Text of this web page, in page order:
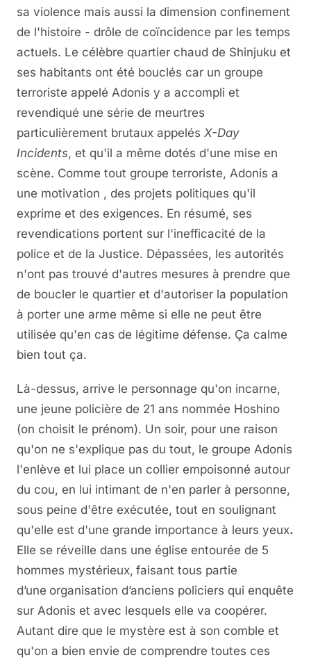
sa violence mais aussi la dimension confinement
de l'histoire - drôle de coïncidence par les temps
actuels. Le célèbre quartier chaud de Shinjuku et
ses habitants ont été bouclés car un groupe
terroriste appelé Adonis y a accompli et
revendiqué une série de meurtres
particulièrement brutaux appelés X-Day
Incidents, et qu'il a même dotés d'une mise en
scène. Comme tout groupe terroriste, Adonis a
une motivation , des projets politiques qu'il
exprime et des exigences. En résumé, ses
revendications portent sur l'inefficacité de la
police et de la Justice. Dépassées, les autorités
n'ont pas trouvé d'autres mesures à prendre que
de boucler le quartier et d'autoriser la population
à porter une arme même si elle ne peut être
utilisée qu'en cas de légitime défense. Ça calme
bien tout ça.
Là-dessus, arrive le personnage qu'on incarne,
une jeune policière de 21 ans nommée Hoshino
(on choisit le prénom). Un soir, pour une raison
qu'on ne s'explique pas du tout, le groupe Adonis
l'enlève et lui place un collier empoisonné autour
du cou, en lui intimant de n'en parler à personne,
sous peine d'être exécutée, tout en soulignant
qu'elle est d'une grande importance à leurs yeux.
Elle se réveille dans une église entourée de 5
hommes mystérieux, faisant tous partie
d’une organisation d’anciens policiers qui enquête
sur Adonis et avec lesquels elle va coopérer.
Autant dire que le mystère est à son comble et
qu'on a bien envie de comprendre toutes ces